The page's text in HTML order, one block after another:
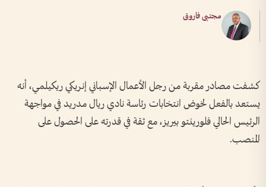
مجتبى فاروق
كشفت مصادر مقربة من رجل الأعمال الإسباني إنريكي ريكيلمي، أنه
يستعد بالفعل لخوض انتخابات رئاسة نادي ريال مدريد في مواجهة
الرئيس الحالي فلورينتو بيريز، مع ثقة في قدرته على الحصول على
المنصب.